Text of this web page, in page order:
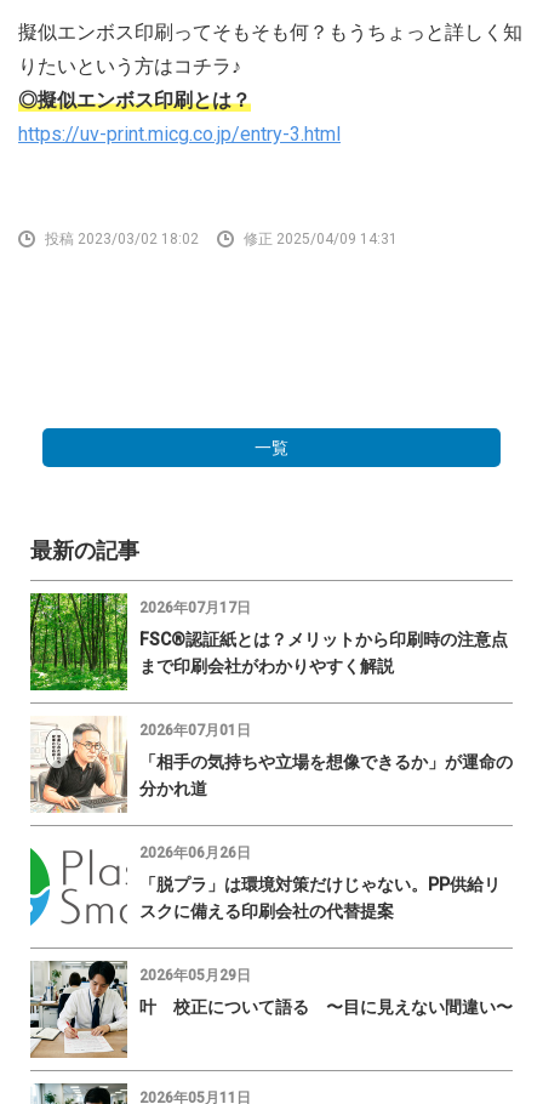
擬似エンボス印刷ってそもそも何？もうちょっと詳しく知
りたいという方はコチラ♪
◎擬似エンボス印刷とは？
https://uv-print.micg.co.jp/entry-3.html
投稿 2023/03/02 18:02 修正 2025/04/09 14:31
一覧
最新の記事
2026年07月17日
FSC®認証紙とは？メリットから印刷時の注意点
まで印刷会社がわかりやすく解説
2026年07月01日
「相手の気持ちや立場を想像できるか」が運命の
分かれ道
2026年06月26日
「脱プラ」は環境対策だけじゃない。PP供給リ
スクに備える印刷会社の代替提案
2026年05月29日
叶 校正について語る 〜目に見えない間違い〜
2026年05月11日